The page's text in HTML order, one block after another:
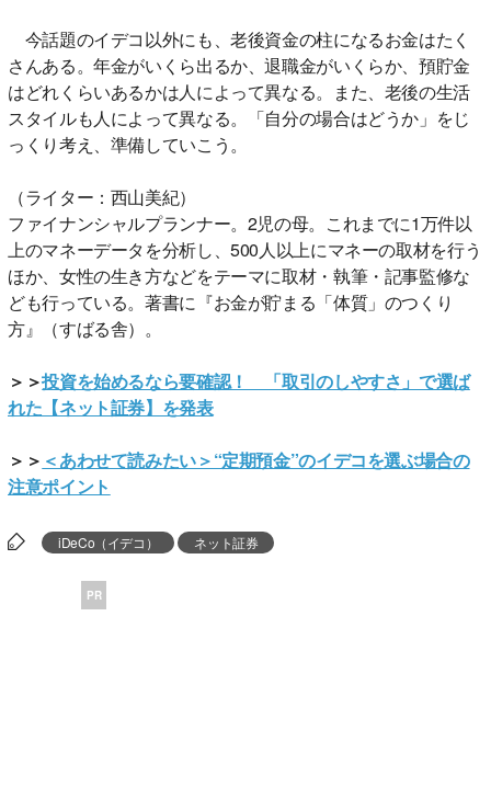
今話題のイデコ以外にも、老後資金の柱になるお金はたく
さんある。年金がいくら出るか、退職金がいくらか、預貯金
はどれくらいあるかは人によって異なる。また、老後の生活
スタイルも人によって異なる。「自分の場合はどうか」をじ
っくり考え、準備していこう。
（ライター：西山美紀）
ファイナンシャルプランナー。2児の母。これまでに1万件以
上のマネーデータを分析し、500人以上にマネーの取材を行う
ほか、女性の生き方などをテーマに取材・執筆・記事監修な
ども行っている。著書に『お金が貯まる「体質」のつくり
方』（すばる舎）。
＞＞投資を始めるなら要確認！ 「取引のしやすさ」で選ば
れた【ネット証券】を発表
＞＞ ＜あわせて読みたい＞“定期預金”のイデコを選ぶ場合の
注意ポイント
iDeCo（イデコ） ネット証券
PR